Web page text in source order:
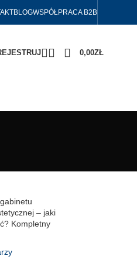
BLOGWSPÓŁPRACA B2B
0,00ZŁ
– jaki
Kompletny